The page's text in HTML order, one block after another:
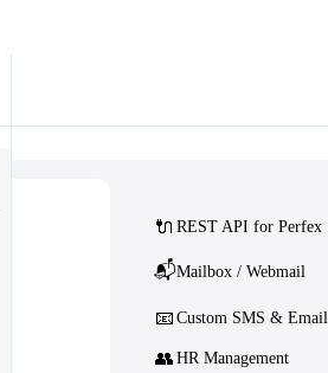
🔌 REST API for Perfex
📬Mailbox / Webmail
📧 Custom SMS & Email
👥 HR Management